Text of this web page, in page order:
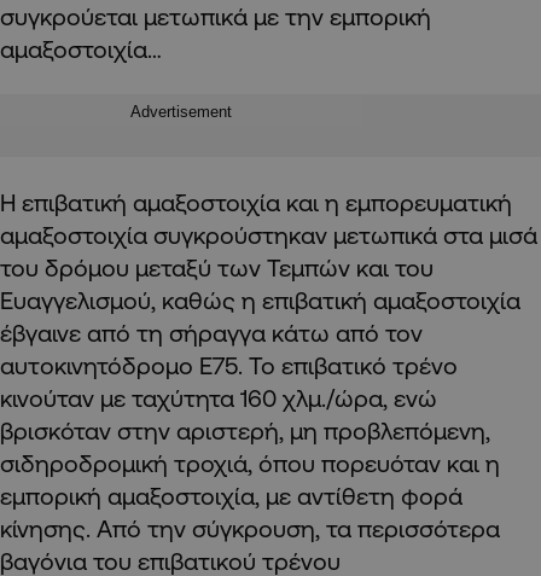
συγκρούεται μετωπικά με την εμπορική
αμαξοστοιχία…
Advertisement
Η επιβατική αμαξοστοιχία και η εμπορευματική
αμαξοστοιχία συγκρούστηκαν μετωπικά στα μισά
του δρόμου μεταξύ των Τεμπών και του
Ευαγγελισμού, καθώς η επιβατική αμαξοστοιχία
έβγαινε από τη σήραγγα κάτω από τον
αυτoκινητόδρομο Ε75. Το επιβατικό τρένο
κινούταν με ταχύτητα 160 χλμ./ώρα, ενώ
βρισκόταν στην αριστερή, μη προβλεπόμενη,
σιδηροδρομική τροχιά, όπου πορευόταν και η
εμπορική αμαξοστοιχία, με αντίθετη φορά
κίνησης. Από την σύγκρουση, τα περισσότερα
βαγόνια του επιβατικού τρένου